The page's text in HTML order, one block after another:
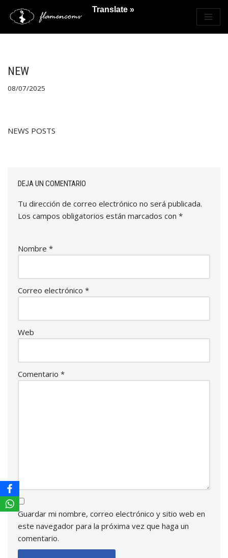
Saltar
NEW
08/07/2025
NEWS POSTS
DEJA UN COMENTARIO
Tu dirección de correo electrónico no será publicada.
Los campos obligatorios están marcados con *
Nombre *
Correo electrónico *
Web
Comentario *
Guardar mi nombre, correo electrónico y sitio web en
este navegador para la próxima vez que haga un
comentario.
Translate »